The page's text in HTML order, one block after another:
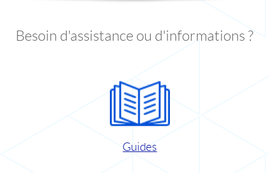
Besoin d'assistance ou d'informations ?
Guides